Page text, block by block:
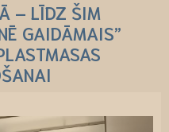
– LĪDZ ŠIM
GAIDĀMAIS”